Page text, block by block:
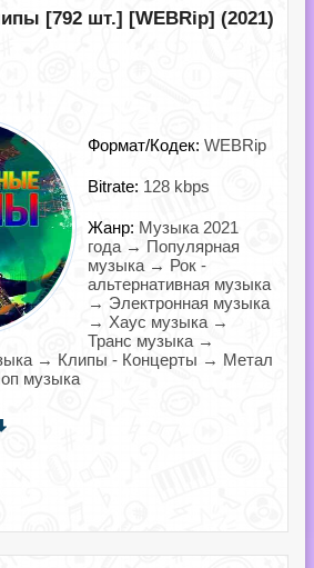
[792 шт.] [WEBRip] (2021)
Формат/Кодек: WEBRip
Bitrate: 128 kbps
Жанр: Музыка 2021
года → Популярная
музыка → Рок -
альтернативная музыка
→ Электронная музыка
→ Хаус музыка →
Транс музыка →
→ Клипы - Концерты → Метал
музыка